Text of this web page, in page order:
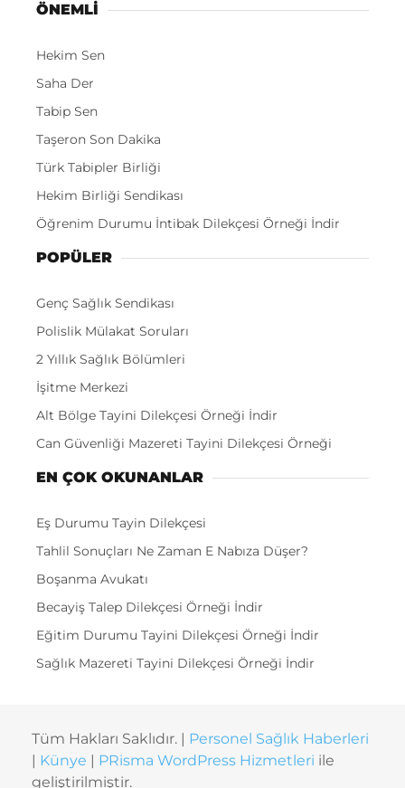
ÖNEMLI
Hekim Sen
Saha Der
Tabip Sen
Taşeron Son Dakika
Türk Tabipler Birliği
Hekim Birliği Sendikası
Öğrenim Durumu İntibak Dilekçesi Örneği İndir
POPÜLER
Genç Sağlık Sendikası
Polislik Mülakat Soruları
2 Yıllık Sağlık Bölümleri
İşitme Merkezi
Alt Bölge Tayini Dilekçesi Örneği İndir
Can Güvenliği Mazereti Tayini Dilekçesi Örneği
EN ÇOK OKUNANLAR
Eş Durumu Tayin Dilekçesi
Tahlil Sonuçları Ne Zaman E Nabıza Düşer?
Boşanma Avukatı
Becayiş Talep Dilekçesi Örneği İndir
Eğitim Durumu Tayini Dilekçesi Örneği İndir
Sağlık Mazereti Tayini Dilekçesi Örneği İndir
Tüm Hakları Saklıdır. | Personel Sağlık Haberleri
Künye PRisma WordPress Hizmetleri ile
geliştirilmiştir.